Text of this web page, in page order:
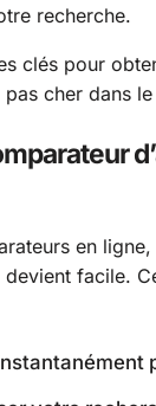
recherche.
clés pour
pas cher dans
en
devient facile.